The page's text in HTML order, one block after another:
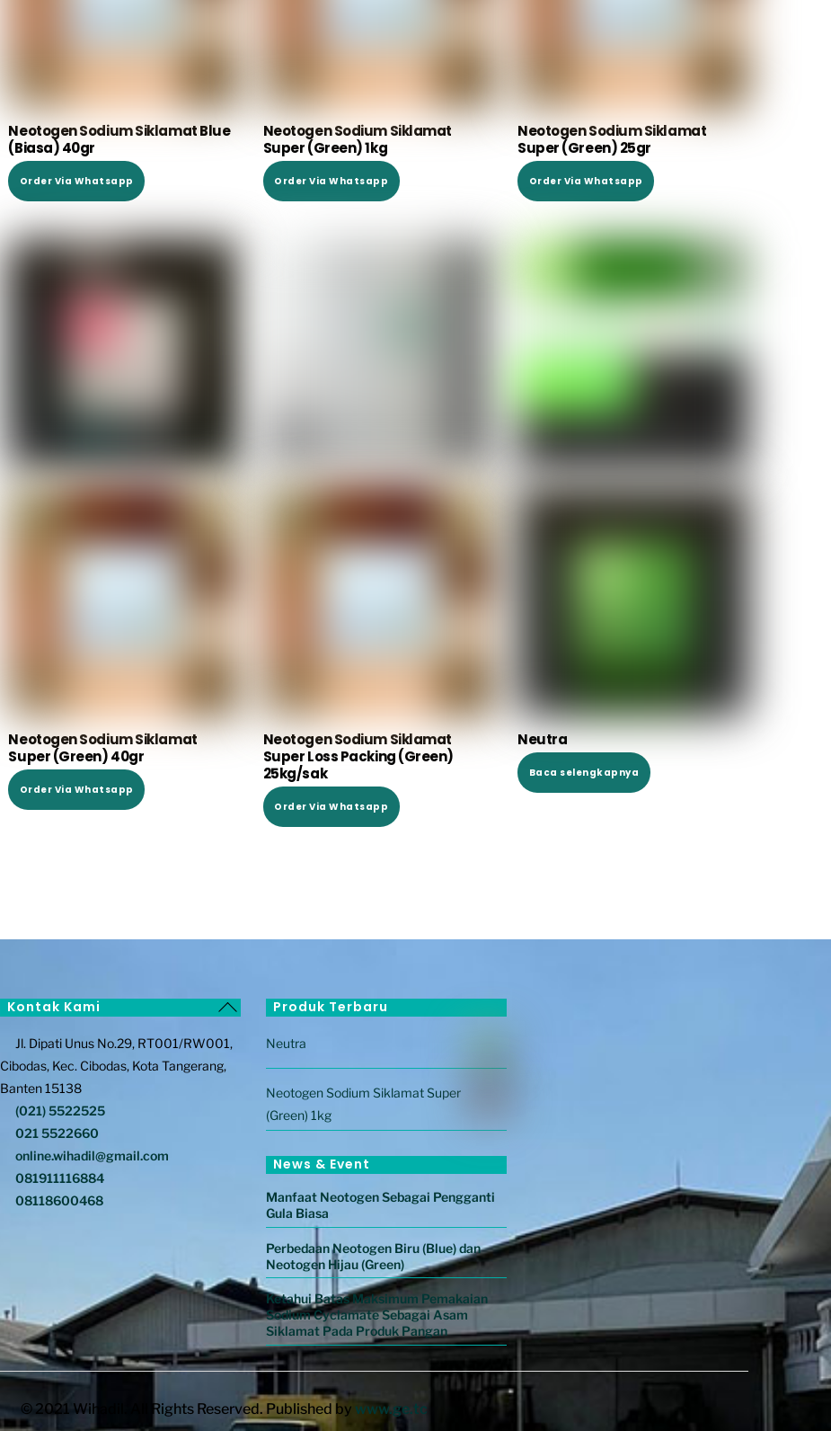
Neotogen Sodium Siklamat Blue
(Biasa) 40gr
Order Via Whatsapp
Neotogen Sodium Siklamat
Super (Green) 1kg
Order Via Whatsapp
Neotogen Sodium Siklamat
Super (Green) 25gr
Order Via Whatsapp
Neotogen Sodium Siklamat
Super (Green) 40gr
Order Via Whatsapp
Neotogen Sodium Siklamat
Super Loss Packing (Green)
25kg/sak
Order Via Whatsapp
Neutra
Baca selengkapnya
Back
Top
Kontak Kami
Jl. Dipati Unus No.29, RT001/RW001,
Cibodas, Kec. Cibodas, Kota Tangerang,
Banten 15138
(021) 5522525
021 5522660
online.wihadil@gmail.com
081911116884
08118600468
Produk Terbaru
Neutra
Neotogen Sodium Siklamat Super
(Green) 1kg
News & Event
Manfaat Neotogen Sebagai Pengganti
Gula Biasa
Perbedaan Neotogen Biru (Blue) dan
Neotogen Hijau (Green)
Ketahui Batas Maksimum Pemakaian
Sodium Cyclamate Sebagai Asam
Siklamat Pada Produk Pangan
© 2021 Wihadil. All Rights Reserved. Published by www.ge.tc